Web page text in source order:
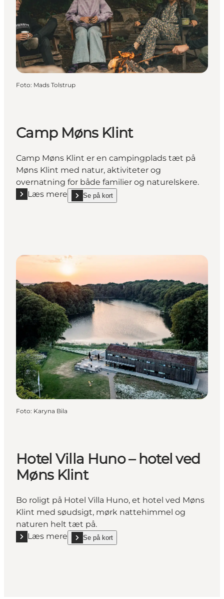
Foto: Mads Tolstrup
Camp Møns Klint
Camp Møns Klint er en campingplads tæt på
Møns Klint med natur, aktiviteter og
overnatning for både familier og naturelskere.
Læs mere
Læs mere "Camp Møns Klint"
Se på kort
show Camp Møns Klint on_map
Foto: Karyna Bila
Hotel Villa Huno – hotel ved
Møns Klint
Bo roligt på Hotel Villa Huno, et hotel ved Møns
Klint med søudsigt, mørk nattehimmel og
naturen helt tæt på.
Læs mere
Læs mere "Hotel Villa Huno – hotel ved Møns Klint"
Se på kort
show Hotel Villa Huno – hotel ved Møns Klint